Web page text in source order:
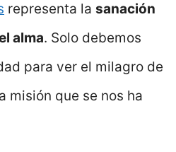
representa la sanación
alma. Solo debemos
para ver el milagro de
misión que se nos ha